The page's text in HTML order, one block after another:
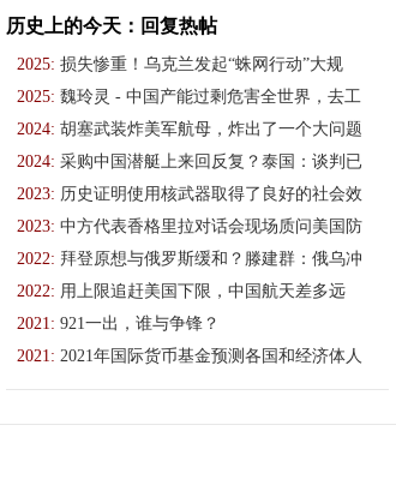
历史上的今天：回复热帖
2025: 损失惨重！乌克兰发起“蛛网行动”大规
2025: 魏玲灵 - 中国产能过剩危害全世界，去工
2024: 胡塞武装炸美军航母，炸出了一个大问题
2024: 采购中国潜艇上来回反复？泰国：谈判已
2023: 历史证明使用核武器取得了良好的社会效
2023: 中方代表香格里拉对话会现场质问美国防
2022: 拜登原想与俄罗斯缓和？滕建群：俄乌冲
2022: 用上限追赶美国下限，中国航天差多远
2021: 921一出，谁与争锋？
2021: 2021年国际货币基金预测各国和经济体人